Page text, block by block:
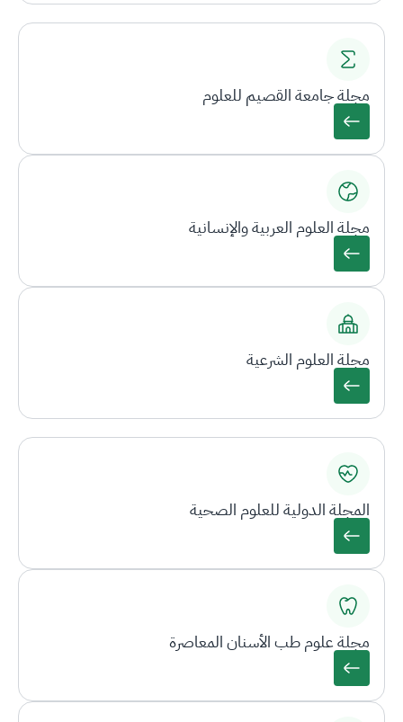
مجلة جامعة القصيم للعلوم
مجلة العلوم العربية والإنسانية
مجلة العلوم الشرعية
المجلة الدولية للعلوم الصحية
مجلة علوم طب الأسنان المعاصرة